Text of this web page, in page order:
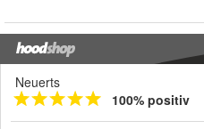
Neuerts
100% positiv